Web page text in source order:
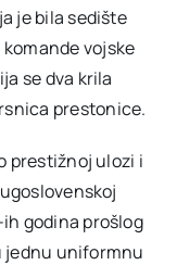
je bila sedište
vojske
se dva krila
prestonice.
prestižnoj ulozi i
godina prošlog
jednu uniformnu